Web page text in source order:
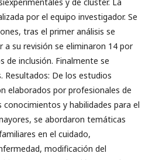
por el equipo investigador. Se
tras el primer análisis se
a su revisión se eliminaron 14 por
de inclusión. Finalmente se
Resultados: De los estudios
elaborados por profesionales de
y habilidades para el
se abordaron temáticas
en el cuidado,
modificación del